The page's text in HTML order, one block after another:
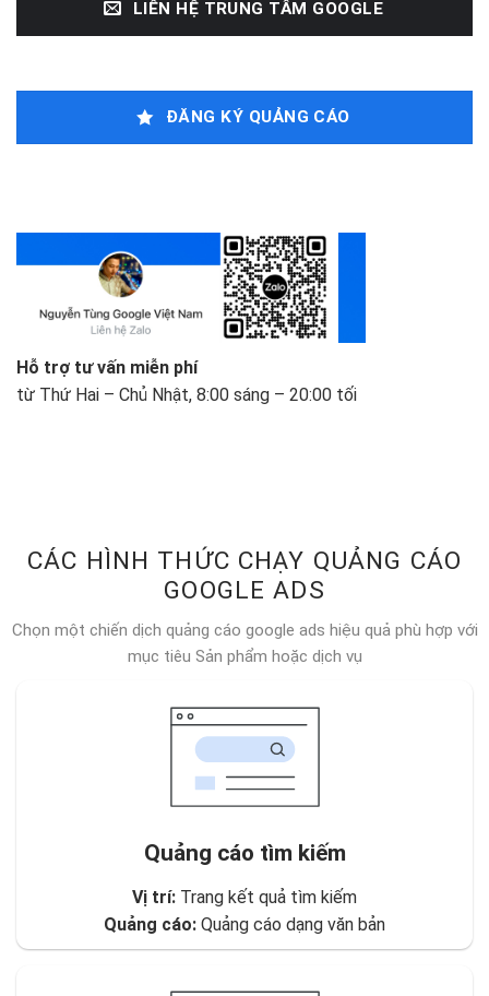
LIÊN HỆ TRUNG TÂM GOOGLE
ĐĂNG KÝ QUẢNG CÁO
Hỗ trợ tư vấn miễn phí
từ Thứ Hai – Chủ Nhật, 8:00 sáng – 20:00 tối
CÁC HÌNH THỨC CHẠY QUẢNG CÁO
GOOGLE ADS
Chọn một chiến dịch quảng cáo google ads hiệu quả phù hợp với
mục tiêu Sản phẩm hoặc dịch vụ
Quảng cáo tìm kiếm
Vị trí: Trang kết quả tìm kiếm
Quảng cáo: Quảng cáo dạng văn bản